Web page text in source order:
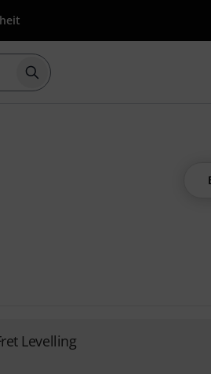
Suche mit Suchwort
Levelling